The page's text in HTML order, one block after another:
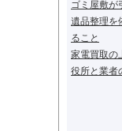
ゴミ屋敷が
遺品整理を
ること
家電買取の
役所と業者